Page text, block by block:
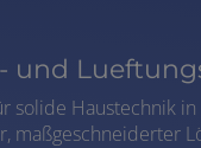
und
solide Haustechnik